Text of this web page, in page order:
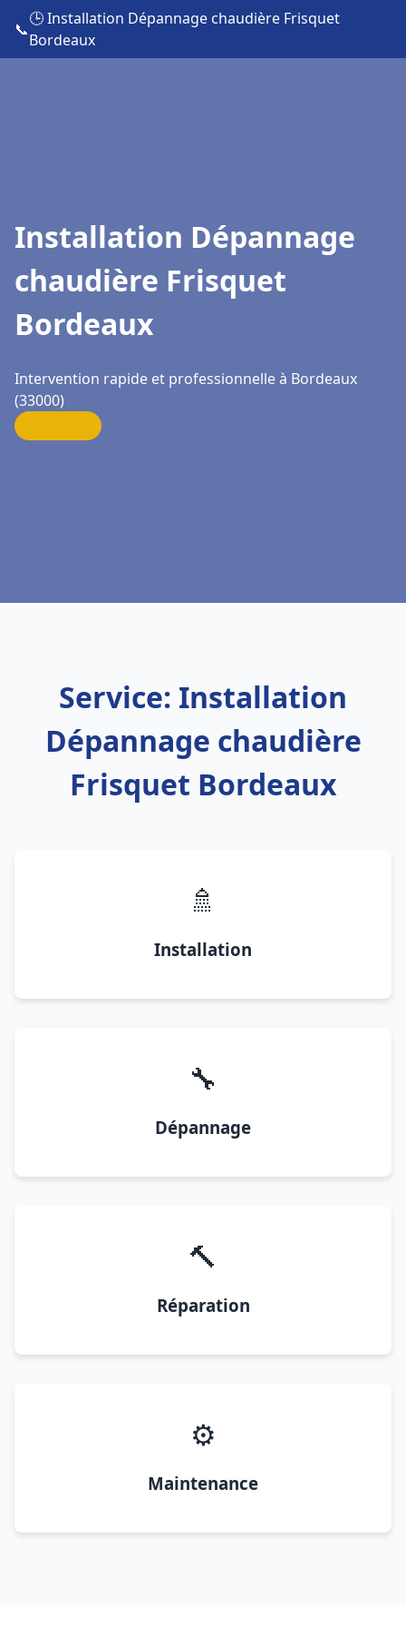
📞
🕒 Installation Dépannage chaudière Frisquet
Bordeaux
Installation Dépannage
chaudière Frisquet
Bordeaux
Intervention rapide et professionnelle à Bordeaux
(33000)
Service: Installation
Dépannage chaudière
Frisquet Bordeaux
🚿
Installation
🔧
Dépannage
🔨
Réparation
⚙️
Maintenance